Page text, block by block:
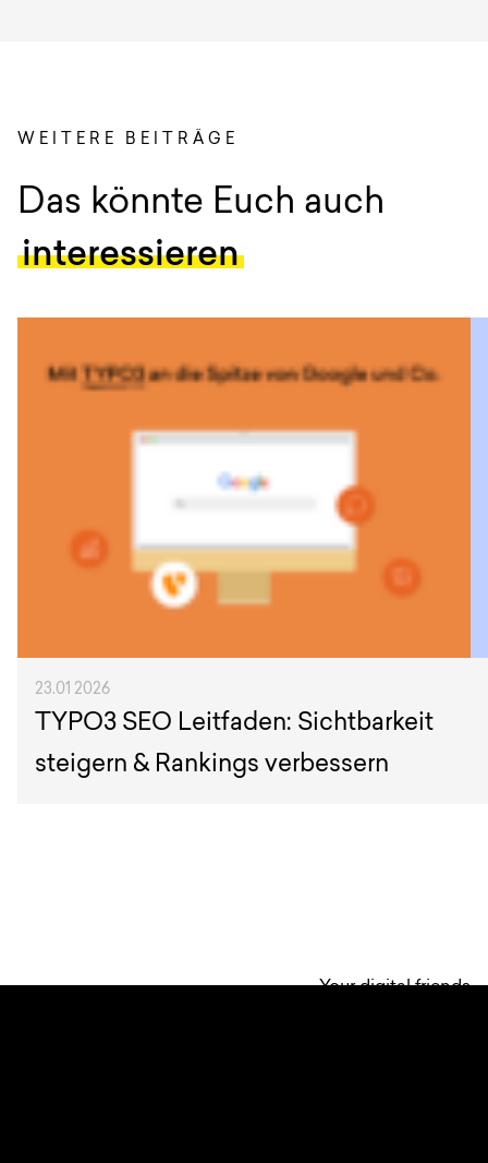
WEITERE BEITRÄGE
:
Das könnte Euch auch
interessieren
23.01 2026
TYPO3 SEO Leitfaden: Sichtbarkeit
steigern & Rankings verbessern
Your digital friends